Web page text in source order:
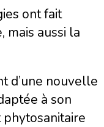
ont fait
mais aussi la
d’une nouvelle
à son